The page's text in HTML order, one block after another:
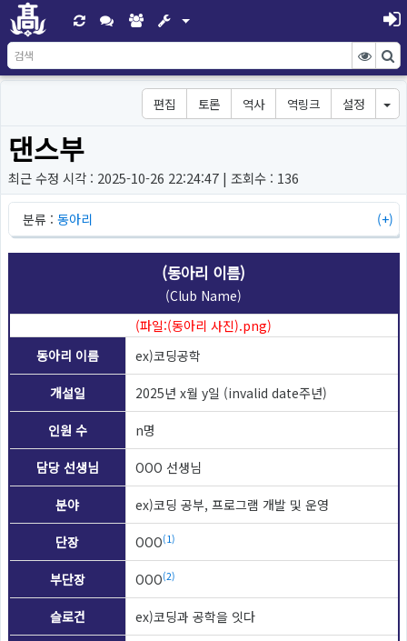
편집 토론 역사 역링크 설정
댄스부
최근 수정 시각 : 2025-10-26 22:24:47 | 조회수 : 136
(+)
분류 : 동아리
(동아리 이름)
(Club Name)
(파일:(동아리 사진).png)
동아리 이름
ex)코딩공학
개설일 2025년 x월 y일 (invalid date주년)
인원 수 n명
담당 선생님 OOO 선생님
분야 ex)코딩 공부, 프로그램 개발 및 운영
단장 OOO(1)
부단장 OOO(2)
슬로건 ex)코딩과 공학을 잇다